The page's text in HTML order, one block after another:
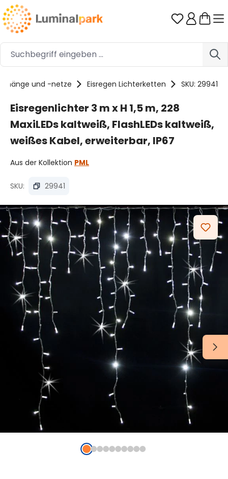
Zum Hauptinhalt springen Du hast 0
und -netze Eisregen Lichterketten SKU: 29941
Eisregenlichter 3 m x H 1,5 m, 228
MaxiLEDs kaltweiß, FlashLEDs kaltweiß,
weißes Kabel, erweiterbar, IP67
Aus der Kollektion PML
SKU: 29941
Bildergalerie überspringen